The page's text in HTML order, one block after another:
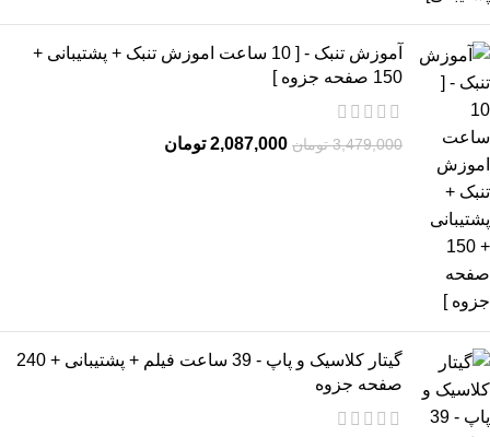
آموزش تنبک - [ 10 ساعت اموزش تنبک + پشتیبانی +
150 صفحه جزوه ]
3,479,000 تومان 2,087,000 تومان
گیتار کلاسیک و پاپ - 39 ساعت فیلم + پشتیبانی + 240
صفحه جزوه